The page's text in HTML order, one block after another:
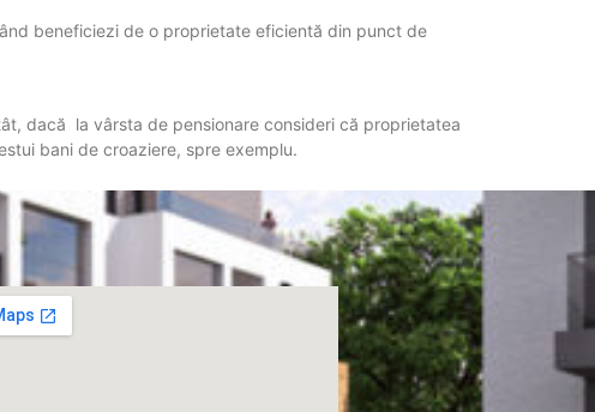
beneficiezi de o proprietate eficientă din punct de
dacă la vârsta de pensionare consideri că proprietatea
bani de croaziere, spre exemplu.